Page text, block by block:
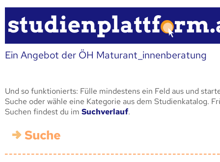
Ein Angebot der ÖH Maturant_innenberatung
Und so funktionierts: Fülle mindestens ein Feld aus und
Suche oder wähle eine Kategorie aus dem Studienkatalog.
Suchen findest du im Suchverlauf.
Suche